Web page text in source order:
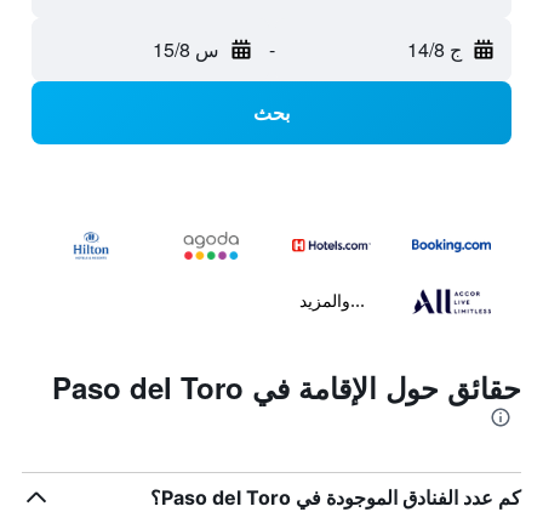
ج 14/8 - س 15/8
بحث
...والمزيد
حقائق حول الإقامة في Paso del Toro
كم عدد الفنادق الموجودة في Paso del Toro؟